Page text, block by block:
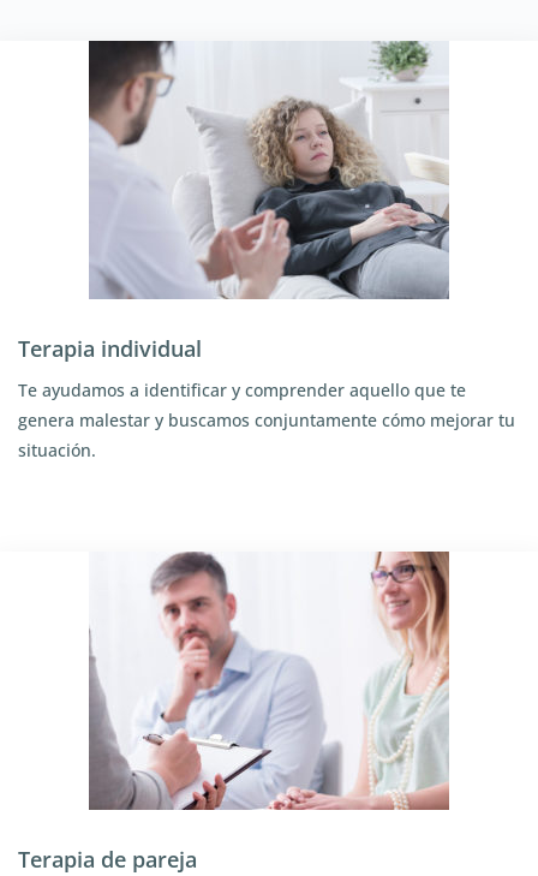
Terapia individual
Te ayudamos a identificar y comprender aquello que te
genera malestar y buscamos conjuntamente cómo mejorar tu
situación.
Terapia de pareja